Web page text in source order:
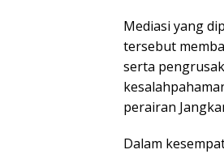
Mediasi yang
tersebut
serta
perairan
Dalam